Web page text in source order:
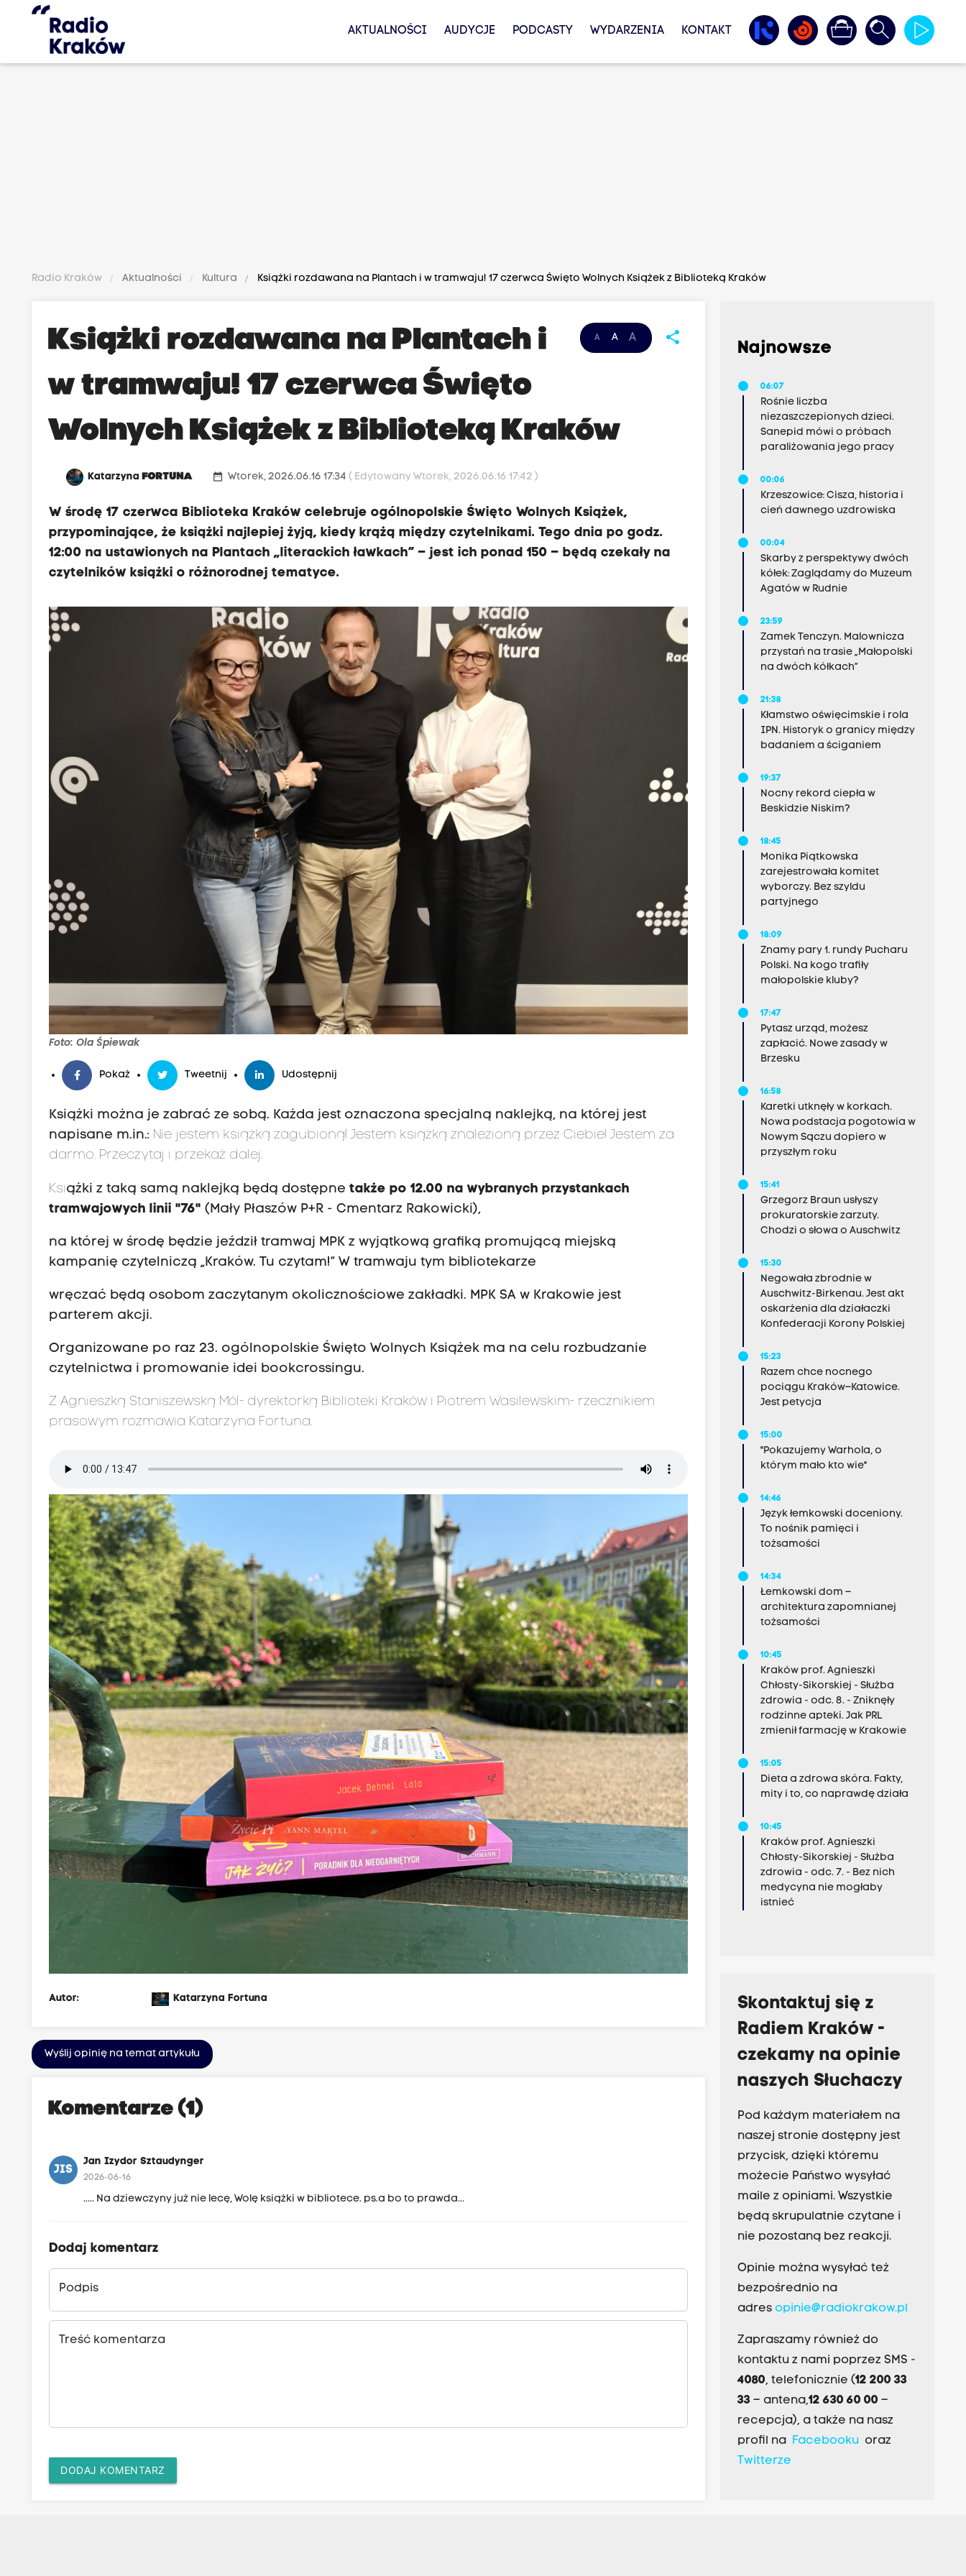
AKTUALNOŚCI AUDYCJE PODCASTY WYDARZENIA KONTAKT
Radio Kraków Aktualności Kultura Książki rozdawana na Plantach i w tramwaju! 17 czerwca Święto Wolnych Książek z Biblioteką Kraków
A A A share
Książki rozdawana na Plantach i
w tramwaju! 17 czerwca Święto
Wolnych Książek z Biblioteką Kraków
KatarzynaFORTUNA date_range Wtorek, 2026.06.16 17:34( Edytowany Wtorek, 2026.06.16 17:42 )
W środę 17 czerwca Biblioteka Kraków celebruje ogólnopolskie Święto Wolnych Książek,
przypominające, że książki najlepiej żyją, kiedy krążą między czytelnikami. Tego dnia po godz.
12:00 na ustawionych na Plantach „literackich ławkach” – jest ich ponad 150 – będą czekały na
czytelników książki o różnorodnej tematyce.
Foto: Ola Śpiewak
Pokaż Tweetnij Udostępnij
Książki można je zabrać ze sobą. Każda jest oznaczona specjalną naklejką, na której jest
napisane m.in.: Nie jestem książką zagubioną! Jestem książką znalezioną przez Ciebie!Jestem za
darmo. Przeczytaj i przekaż dalej.
Książki z taką samą naklejką będą dostępnetakże po 12.00 na wybranych przystankach
tramwajowych linii "76"(Mały Płaszów P+R - Cmentarz Rakowicki),
na której w środę będzie jeździł tramwaj MPK z wyjątkową grafiką promującą miejską
kampanię czytelniczą „Kraków. Tu czytam!” W tramwaju tym bibliotekarze
wręczać będą osobom zaczytanym okolicznościowe zakładki. MPK SA w Krakowie jest
parterem akcji.
Organizowane po raz 23. ogólnopolskie Święto Wolnych Książek ma na celu rozbudzanie
czytelnictwa i promowanie idei bookcrossingu.
ZAgnieszką Staniszewską Mól- dyrektorką Biblioteki Kraków i Piotrem Wasilewskim- rzecznikiem
prasowym rozmawia Katarzyna Fortuna.
Autor: Katarzyna Fortuna
Wyślij opinię na temat artykułu
Komentarze (1)
JIS
Jan Izydor Sztaudynger
2026-06-16
..... Na dziewczyny już nie lecę, Wolę książki w bibliotece. ps.a bo to prawda...
Dodaj komentarz
Podpis
Treść komentarza
DODAJ KOMENTARZ
Najnowsze
06:07
Rośnie liczba
niezaszczepionych dzieci.
Sanepid mówi o próbach
paraliżowania jego pracy
00:06
Krzeszowice: Cisza, historia i
cień dawnego uzdrowiska
00:04
Skarby z perspektywy dwóch
kółek: Zaglądamy do Muzeum
Agatów w Rudnie
23:59
Zamek Tenczyn. Malownicza
przystań na trasie „Małopolski
na dwóch kółkach”
21:38
Kłamstwo oświęcimskie i rola
IPN. Historyk o granicy między
badaniem a ściganiem
19:37
Nocny rekord ciepła w
Beskidzie Niskim?
18:45
Monika Piątkowska
zarejestrowała komitet
wyborczy. Bez szyldu
partyjnego
18:09
Znamy pary 1. rundy Pucharu
Polski. Na kogo trafiły
małopolskie kluby?
17:47
Pytasz urząd, możesz
zapłacić. Nowe zasady w
Brzesku
16:58
Karetki utknęły w korkach.
Nowa podstacja pogotowia w
Nowym Sączu dopiero w
przyszłym roku
15:41
Grzegorz Braun usłyszy
prokuratorskie zarzuty.
Chodzi o słowa o Auschwitz
15:30
Negowała zbrodnie w
Auschwitz-Birkenau. Jest akt
oskarżenia dla działaczki
Konfederacji Korony Polskiej
15:23
Razem chce nocnego
pociągu Kraków–Katowice.
Jest petycja
15:00
"Pokazujemy Warhola, o
którym mało kto wie"
14:46
Język łemkowski doceniony.
To nośnik pamięci i
tożsamości
14:34
Łemkowski dom –
architektura zapomnianej
tożsamości
10:45
Kraków prof. Agnieszki
Chłosty-Sikorskiej - Służba
zdrowia - odc. 8. - Zniknęły
rodzinne apteki. Jak PRL
zmienił farmację w Krakowie
15:05
Dieta a zdrowa skóra. Fakty,
mity i to, co naprawdę działa
10:45
Kraków prof. Agnieszki
Chłosty-Sikorskiej - Służba
zdrowia - odc. 7. - Bez nich
medycyna nie mogłaby
istnieć
Skontaktuj się z
Radiem Kraków -
czekamy na opinie
naszych Słuchaczy
Pod każdym materiałem na
naszej stronie dostępny jest
przycisk, dzięki któremu
możecie Państwo wysyłać
maile z opiniami. Wszystkie
będą skrupulatnie czytane i
nie pozostaną bez reakcji.
Opinie można wysyłać też
bezpośrednio na
adres opinie@radiokrakow.pl
Zapraszamy również do
kontaktu z nami poprzez SMS -
4080, telefonicznie (12 200 33
33– antena,12 630 60 00 –
recepcja), a także na nasz
profil na Facebookuoraz
Twitterze